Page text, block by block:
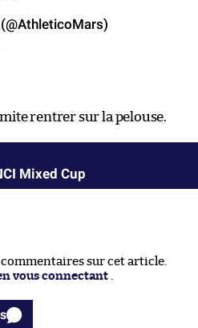
rentrer sur la pelouse.
Mixed Cup
sur cet article.
vous connectant